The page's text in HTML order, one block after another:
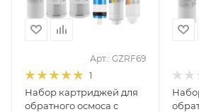
Арт.: GZRF69
1
Набор картриджей для
обратного осмоса с